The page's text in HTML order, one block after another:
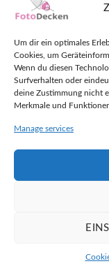
Um dir ein optimales
Cookies, um
Wenn du diesen
Surfverhalten oder
deine Zustimmung nicht
Merkmale und
Manage services
LIEFERUNG MIT